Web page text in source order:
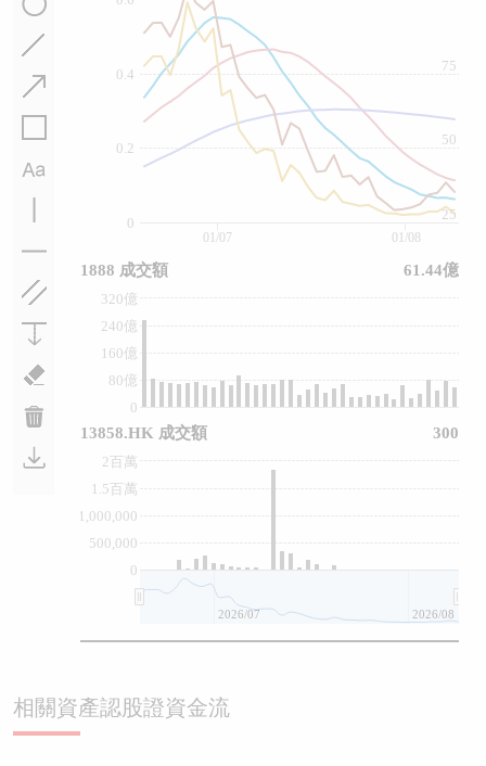
0
0.2
0.4
25
50
75
0
80億
160億
240億
320億
0
500,000
1,000,000
1.5百萬
2百萬
01/07 01/08
2026/07 2026/08
1888 成交額 61.44億
13858.HK 成交額 300
相關資產認股證資金流